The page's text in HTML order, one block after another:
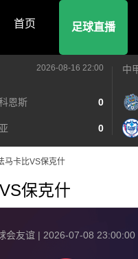
首页 足球直播
2026-08-16 22:00
恩斯 0
0
中
马卡比VS保克什
保克什
会友谊 | 2026-07-08 23:00:00